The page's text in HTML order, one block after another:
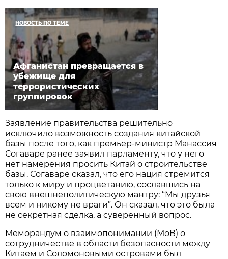
НОВОСТЬ ПО ТЕМЕ
Афганистан превращается в
убежище для
террористических
группировок
Заявление правительства решительно
исключило возможность создания китайской
базы после того, как премьер-министр Манассия
Согаваре ранее заявил парламенту, что у него
нет намерения просить Китай о строительстве
базы. Согаваре сказал, что его нация стремится
только к миру и процветанию, сославшись на
свою внешнеполитическую мантру: “Мы друзья
всем и никому не враги”. Он сказал, что это была
не секретная сделка, а суверенный вопрос.
Меморандум о взаимопонимании (МоВ) о
сотрудничестве в области безопасности между
Китаем и Соломоновыми островами был